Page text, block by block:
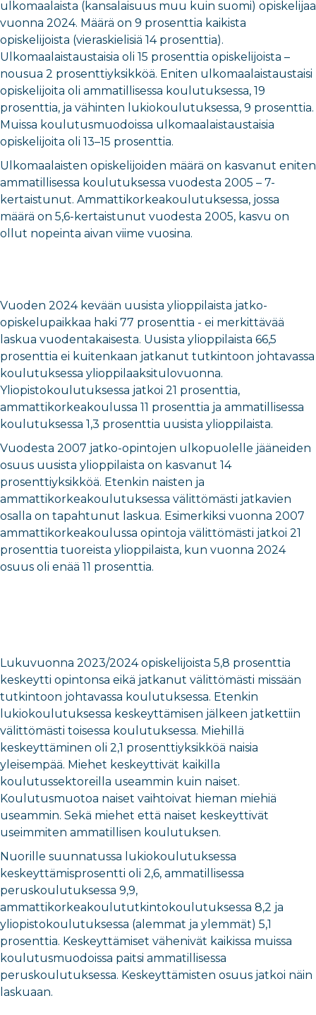
ulkomaalaista (kansalaisuus muu kuin suomi) opiskelijaa
vuonna 2024. Määrä on 9 prosenttia kaikista
opiskelijoista (vieraskielisiä 14 prosenttia).
Ulkomaalaistaustaisia oli 15 prosenttia opiskelijoista –
nousua 2 prosenttiyksikköä. Eniten ulkomaalaistaustaisi
opiskelijoita oli ammatillisessa koulutuksessa, 19
prosenttia, ja vähinten lukiokoulutuksessa, 9 prosenttia.
Muissa koulutusmuodoissa ulkomaalaistaustaisia
opiskelijoita oli 13–15 prosenttia.
Ulkomaalaisten opiskelijoiden määrä on kasvanut eniten
ammatillisessa koulutuksessa vuodesta 2005 – 7-
kertaistunut. Ammattikorkeakoulutuksessa, jossa
määrä on 5,6-kertaistunut vuodesta 2005, kasvu on
ollut nopeinta aivan viime vuosina.
Vuoden 2024 kevään uusista ylioppilaista jatko-
opiskelupaikkaa haki 77 prosenttia - ei merkittävää
laskua vuodentakaisesta. Uusista ylioppilaista 66,5
prosenttia ei kuitenkaan jatkanut tutkintoon johtavassa
koulutuksessa ylioppilaaksitulovuonna.
Yliopistokoulutuksessa jatkoi 21 prosenttia,
ammattikorkeakoulussa 11 prosenttia ja ammatillisessa
koulutuksessa 1,3 prosenttia uusista ylioppilaista.
Vuodesta 2007 jatko-opintojen ulkopuolelle jääneiden
osuus uusista ylioppilaista on kasvanut 14
prosenttiyksikköä. Etenkin naisten ja
ammattikorkeakoulutuksessa välittömästi jatkavien
osalla on tapahtunut laskua. Esimerkiksi vuonna 2007
ammattikorkeakoulussa opintoja välittömästi jatkoi 21
prosenttia tuoreista ylioppilaista, kun vuonna 2024
osuus oli enää 11 prosenttia.
Lukuvuonna 2023/2024 opiskelijoista 5,8 prosenttia
keskeytti opintonsa eikä jatkanut välittömästi missään
tutkintoon johtavassa koulutuksessa. Etenkin
lukiokoulutuksessa keskeyttämisen jälkeen jatkettiin
välittömästi toisessa koulutuksessa. Miehillä
keskeyttäminen oli 2,1 prosenttiyksikköä naisia
yleisempää. Miehet keskeyttivät kaikilla
koulutussektoreilla useammin kuin naiset.
Koulutusmuotoa naiset vaihtoivat hieman miehiä
useammin. Sekä miehet että naiset keskeyttivät
useimmiten ammatillisen koulutuksen.
Nuorille suunnatussa lukiokoulutuksessa
keskeyttämisprosentti oli 2,6, ammatillisessa
peruskoulutuksessa 9,9,
ammattikorkeakoulututkintokoulutuksessa 8,2 ja
yliopistokoulutuksessa (alemmat ja ylemmät) 5,1
prosenttia. Keskeyttämiset vähenivät kaikissa muissa
koulutusmuodoissa paitsi ammatillisessa
peruskoulutuksessa. Keskeyttämisten osuus jatkoi näin
laskuaan.